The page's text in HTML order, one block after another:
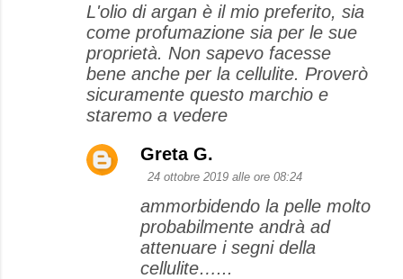
L'olio di argan è il mio preferito, sia
come profumazione sia per le sue
proprietà. Non sapevo facesse
bene anche per la cellulite. Proverò
sicuramente questo marchio e
staremo a vedere
Greta G.
24 ottobre 2019 alle ore 08:24
ammorbidendo la pelle molto
probabilmente andrà ad
attenuare i segni della
cellulite…...